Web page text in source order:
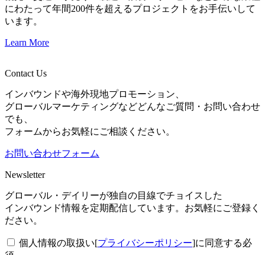
にわたって年間200件を超えるプロジェクトをお手伝いして
います。
Learn More
Contact Us
インバウンドや海外現地プロモーション、
グローバルマーケティングなどどんなご質問・お問い合わせ
でも、
フォームからお気軽にご相談ください。
お問い合わせフォーム
Newsletter
グローバル・デイリーが独自の目線でチョイスした
インバウンド情報を定期配信しています。お気軽にご登録く
ださい。
個人情報の取扱い[プライバシーポリシー]に同意する必